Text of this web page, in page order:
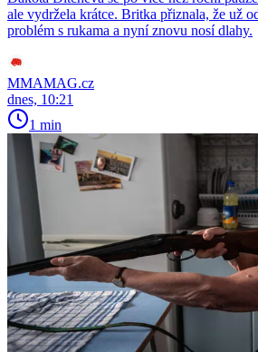
ale vydržela krátce. Britka přiznala, že už
problém s rukama a nyní znovu nosí dlahy.
MMAMAG.cz
dnes, 10:21
1 min